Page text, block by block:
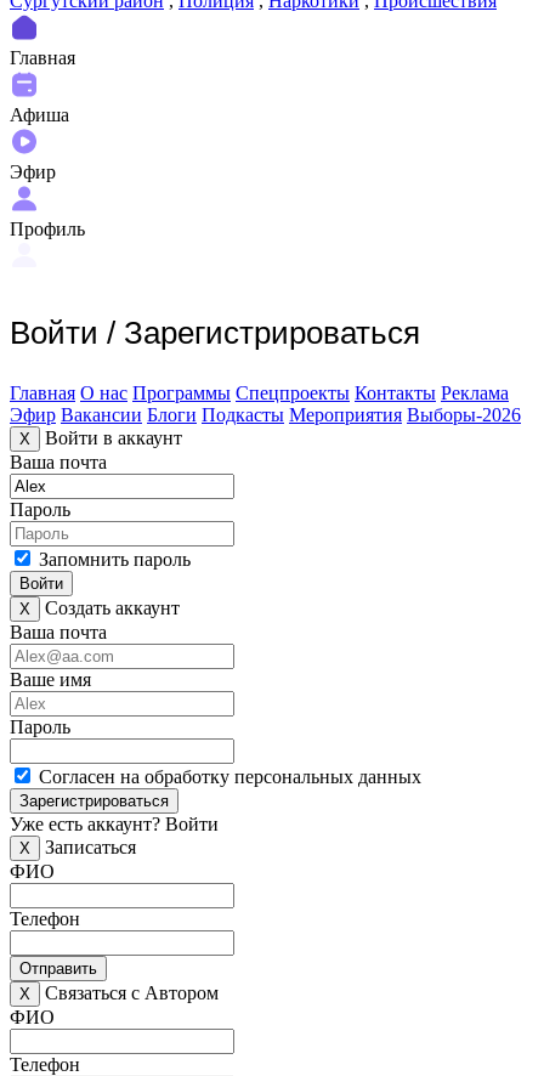
Главная
Афиша
Эфир
Профиль
Войти / Зарегистрироваться
Главная О нас Программы Спецпроекты Контакты Реклама
Эфир Вакансии Блоги Подкасты Мероприятия Выборы-2026
X
Войти в аккаунт
Ваша почта
Пароль
Запомнить пароль
Войти
X
Создать аккаунт
Ваша почта
Ваше имя
Пароль
Согласен на обработку персональных данных
Зарегистрироваться
Уже есть аккаунт? Войти
X
Записаться
ФИО
Телефон
Отправить
X
Связаться с Автором
ФИО
Телефон